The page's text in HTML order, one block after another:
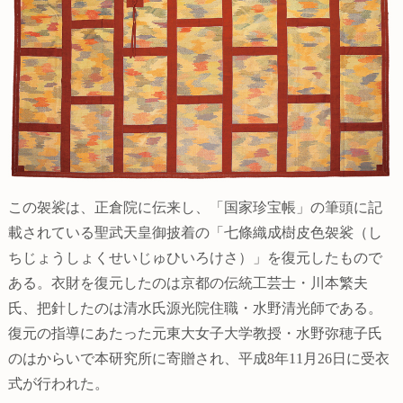
この袈裟は、正倉院に伝来し、「国家珍宝帳」の筆頭に記
載されている聖武天皇御披着の「七條織成樹皮色袈裟（し
ちじょうしょくせいじゅひいろけさ）」を復元したもので
ある。衣財を復元したのは京都の伝統工芸士・川本繁夫
氏、把針したのは清水氏源光院住職・水野清光師である。
復元の指導にあたった元東大女子大学教授・水野弥穂子氏
のはからいで本研究所に寄贈され、平成8年11月26日に受衣
式が行われた。